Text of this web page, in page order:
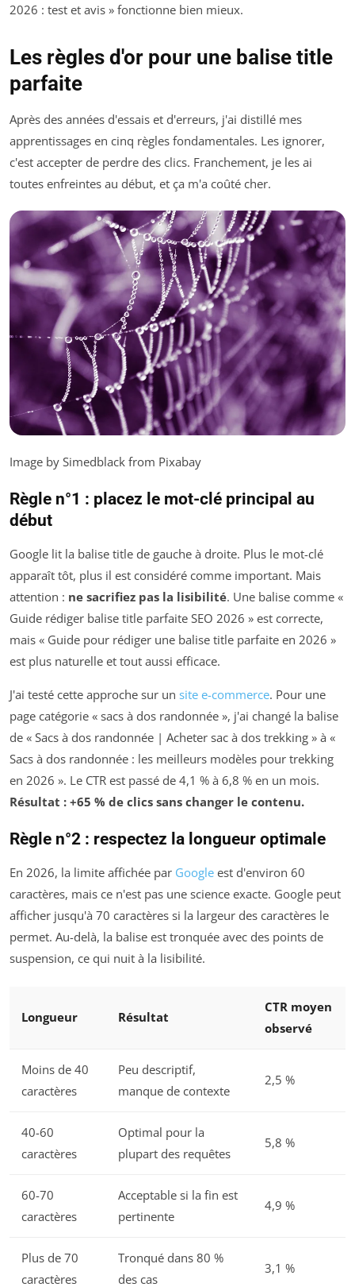
2026 : test et avis » fonctionne bien mieux.
Les règles d'or pour une balise title
parfaite
Après des années d'essais et d'erreurs, j'ai distillé mes
apprentissages en cinq règles fondamentales. Les ignorer,
c'est accepter de perdre des clics. Franchement, je les ai
toutes enfreintes au début, et ça m'a coûté cher.
Image by Simedblack from Pixabay
Règle n°1 : placez le mot-clé principal au
début
Google lit la balise title de gauche à droite. Plus le mot-clé
apparaît tôt, plus il est considéré comme important. Mais
attention : ne sacrifiez pas la lisibilité. Une balise comme «
Guide rédiger balise title parfaite SEO 2026 » est correcte,
mais « Guide pour rédiger une balise title parfaite en 2026 »
est plus naturelle et tout aussi efficace.
J'ai testé cette approche sur un site e-commerce. Pour une
page catégorie « sacs à dos randonnée », j'ai changé la balise
de « Sacs à dos randonnée | Acheter sac à dos trekking » à «
Sacs à dos randonnée : les meilleurs modèles pour trekking
en 2026 ». Le CTR est passé de 4,1 % à 6,8 % en un mois.
Résultat : +65 % de clics sans changer le contenu.
Règle n°2 : respectez la longueur optimale
En 2026, la limite affichée par Google est d'environ 60
caractères, mais ce n'est pas une science exacte. Google peut
afficher jusqu'à 70 caractères si la largeur des caractères le
permet. Au-delà, la balise est tronquée avec des points de
suspension, ce qui nuit à la lisibilité.
Longueur Résultat
CTR moyen
observé
Moins de 40
caractères
Peu descriptif,
manque de contexte
2,5 %
40-60
caractères
Optimal pour la
plupart des requêtes
5,8 %
60-70
caractères
Acceptable si la fin est
pertinente
4,9 %
Plus de 70
caractères
Tronqué dans 80 %
des cas
3,1 %